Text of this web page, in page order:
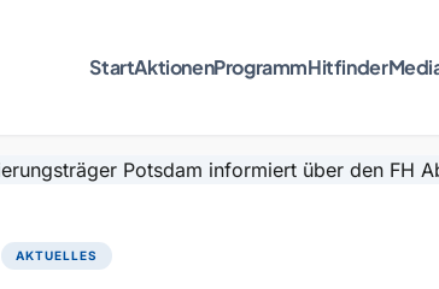
StartAktionenProgrammHitfinder
AKTUELLES